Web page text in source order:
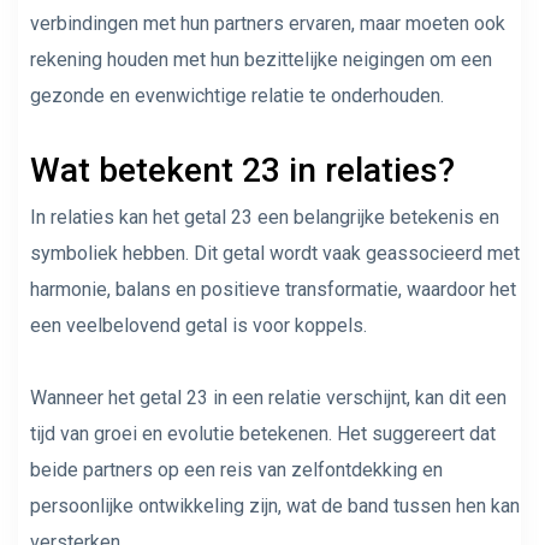
verbindingen met hun partners ervaren, maar moeten ook
rekening houden met hun bezittelijke neigingen om een ​​
gezonde en evenwichtige relatie te onderhouden.
Wat betekent 23 in relaties?
In relaties kan het getal 23 een belangrijke betekenis en
symboliek hebben. Dit getal wordt vaak geassocieerd met
harmonie, balans en positieve transformatie, waardoor het
een veelbelovend getal is voor koppels.
Wanneer het getal 23 in een relatie verschijnt, kan dit een
tijd van groei en evolutie betekenen. Het suggereert dat
beide partners op een reis van zelfontdekking en
persoonlijke ontwikkeling zijn, wat de band tussen hen kan